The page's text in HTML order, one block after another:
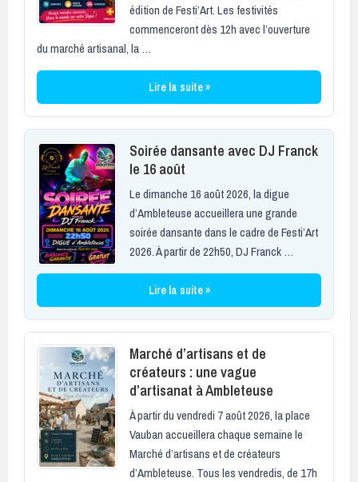
édition de Festi’Art. Les festivités
commenceront dès 12h avec l’ouverture
du marché artisanal, la …
Lire la suite »
Soirée dansante avec DJ Franck
le 16 août
Le dimanche 16 août 2026, la digue
d’Ambleteuse accueillera une grande
soirée dansante dans le cadre de Festi’Art
2026. À partir de 22h50, DJ Franck …
Lire la suite »
Marché d’artisans et de
créateurs : une vague
d’artisanat à Ambleteuse
À partir du vendredi 7 août 2026, la place
Vauban accueillera chaque semaine le
Marché d’artisans et de créateurs
d’Ambleteuse. Tous les vendredis, de 17h